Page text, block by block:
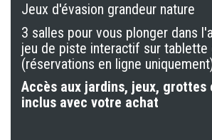
Jeux d'évasion grandeur nature
3 salles pour vous plonger dans
jeu de piste interactif sur tablette
(réservations en ligne
Accès aux jardins, jeux, grottes
inclus avec votre achat